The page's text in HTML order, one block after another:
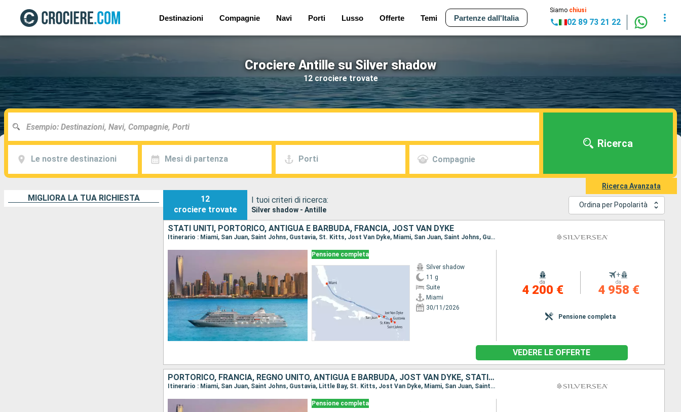
Destinazioni Compagnie Navi Porti Lusso Offerte Temi Partenze dall'Italia
Siamo chiusi
02 89 73 21 22
Crociere Antille su Silver shadow
12 crociere trovate
Le nostre destinazioni Mesi di partenza Porti Compagnie
Ricerca
Ricerca Avanzata
MIGLIORA LA TUA RICHIESTA
12
crociere trovate
I tuoi criteri di ricerca:
Silver shadow - Antille
Ordina per Popolarità
STATI UNITI, PORTORICO, ANTIGUA E BARBUDA, FRANCIA, JOST VAN DYKE
Itinerario : Miami, San Juan, Saint Johns, Gustavia, St. Kitts, Jost Van Dyke, Miami, San Juan, Saint Johns, Gustavia, St. Kitts, Jost Van Dyke, Miami
Pensione completa
Silver shadow
11 g
Suite
Miami
30/11/2026
da
4 200 €
+
da
4 958 €
Pensione completa
VEDERE LE OFFERTE
PORTORICO, FRANCIA, REGNO UNITO, ANTIGUA E BARBUDA, JOST VAN DYKE, STATI UNITI
Itinerario : Miami, San Juan, Saint Johns, Gustavia, Little Bay, St. Kitts, Jost Van Dyke, Miami, San Juan, Saint Johns, Gustavia, Saint Johns, Little Bay, St. Kitts, Jost Van Dyke, Miami
Pensione completa